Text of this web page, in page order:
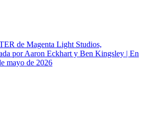
de Magenta Light Studios,
por Aaron Eckhart y Ben Kingsley | En
mayo de 2026